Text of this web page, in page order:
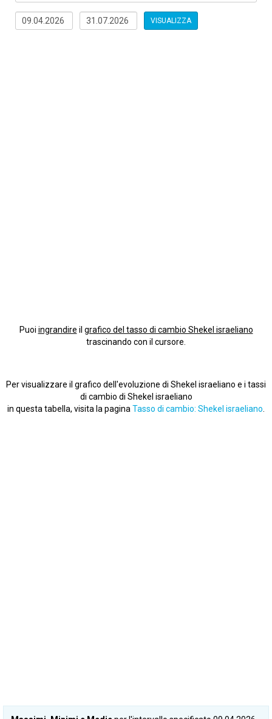
VISUALIZZA
Puoi ingrandire il grafico del tasso di cambio Shekel israeliano
trascinando con il cursore.
Per visualizzare il grafico dell'evoluzione di Shekel israeliano e i tassi
di cambio di Shekel israeliano
in questa tabella, visita la pagina Tasso di cambio: Shekel israeliano